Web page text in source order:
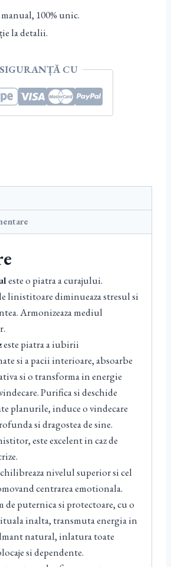
100% unic.
la detalii.
CU
este o piatra a curajului.
linistitoare diminueaza stresul si
Armonizeaza mediul
este piatra a iubirii
si a pacii interioare, absoarbe
si o transforma in energie
Purifica si deschide
planurile, induce o vindecare
si dragostea de sine.
este excelent in caz de
nivelul superior si cel
centrarea emotionala.
de puternica si protectoare, cu o
inalta, transmuta energia in
natural, inlatura toate
si dependente.